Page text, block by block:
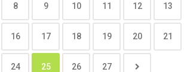
8 9 10 11 12 13
16 17 18 19 20 21
24 25 26 27